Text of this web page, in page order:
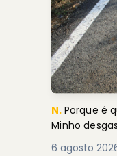
N. Porque é
Minho
6 agosto